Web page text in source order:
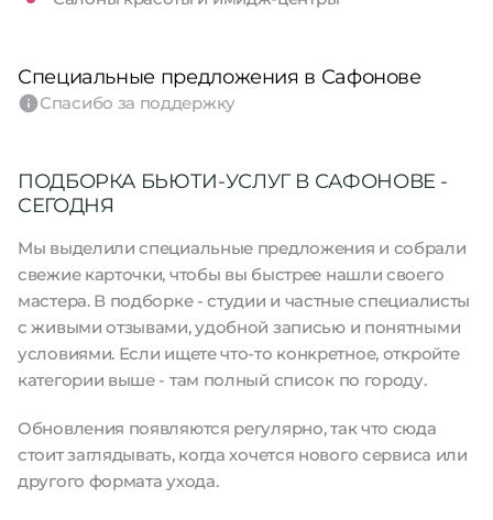
Специальные предложения в Сафонове
Спасибо за поддержку
ПОДБОРКА БЬЮТИ-УСЛУГ В САФОНОВЕ -
СЕГОДНЯ
Мы выделили специальные предложения и собрали
свежие карточки, чтобы вы быстрее нашли своего
мастера. В подборке - студии и частные специалисты
с живыми отзывами, удобной записью и понятными
условиями. Если ищете что-то конкретное, откройте
категории выше - там полный список по городу.
Обновления появляются регулярно, так что сюда
стоит заглядывать, когда хочется нового сервиса или
другого формата ухода.